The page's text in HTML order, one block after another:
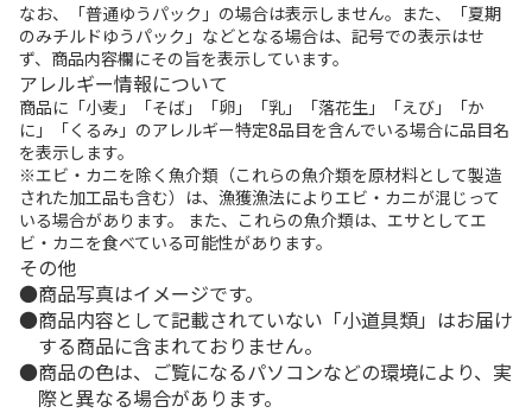
なお、「普通ゆうパック」の場合は表示しません。また、「夏期
のみチルドゆうパック」などとなる場合は、記号での表示はせ
ず、商品内容欄にその旨を表示しています。
アレルギー情報について
商品に「小麦」「そば」「卵」「乳」「落花生」「えび」「か
に」「くるみ」のアレルギー特定8品目を含んでいる場合に品目名
を表示します。
※エビ・カニを除く魚介類（これらの魚介類を原材料として製造
された加工品も含む）は、漁獲漁法によりエビ・カニが混じって
いる場合があります。 また、これらの魚介類は、エサとしてエ
ビ・カニを食べている可能性があります。
その他
商品写真はイメージです。
商品内容として記載されていない「小道具類」はお届け
する商品に含まれておりません。
商品の色は、ご覧になるパソコンなどの環境により、実
際と異なる場合があります。